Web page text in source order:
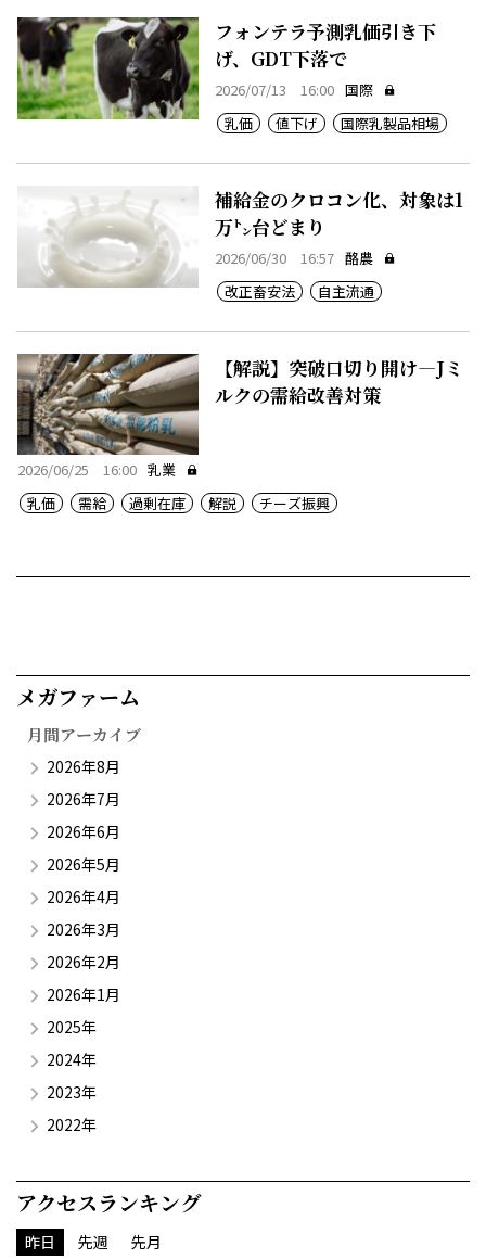
フォンテラ予測乳価引き下
げ、GDT下落で
2026/07/13 16:00 国際
乳価
値下げ 国際乳製品相場
補給金のクロコン化、対象は1
万㌧台どまり
2026/06/30 16:57 酪農
改正畜安法
自主流通
【解説】突破口切り開け―Jミ
ルクの需給改善対策
2026/06/25 16:00 乳業
乳価
需給 過剰在庫 解説 チーズ振興
メガファーム​
月間アーカイブ
2026年8月
2026年7月
2026年6月
2026年5月
2026年4月
2026年3月
2026年2月
2026年1月
2025年
2024年
2023年
2022年
アクセスランキング
昨日 先週 先月